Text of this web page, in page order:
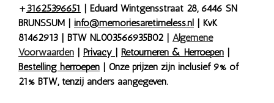
+31625396651 | Eduard Wintgensstraat 28, 6446 SN
BRUNSSUM | info@memoriesaretimeless.nl | KvK
81462913 | BTW NL003566935B02 | Algemene
Voorwaarden | Privacy | Retourneren & Herroepen |
Bestelling herroepen | Onze prijzen zijn inclusief 9% of
21% BTW, tenzij anders aangegeven.